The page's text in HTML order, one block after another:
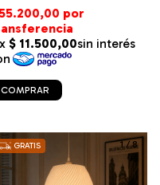
COMPRAR
1/8
GRATIS